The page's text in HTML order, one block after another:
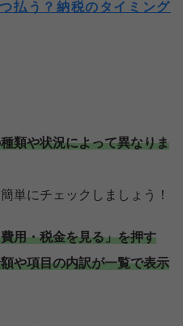
払う？納税のタイミング
類や状況によって異なりま
単にチェックしましょう！
用・税金を見る」を押す
や項目の内訳が一覧で表示